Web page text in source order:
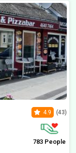
4.9 (43)
783 People